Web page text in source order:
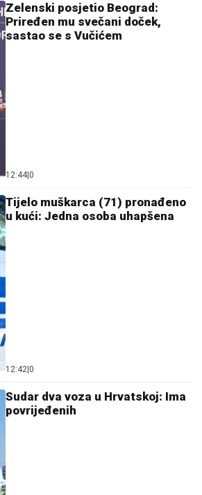
Zelenski posjetio Beograd:
Priređen mu svečani doček,
sastao se s Vučićem
12:44 0
Tijelo muškarca (71) pronađeno
u kući: Jedna osoba uhapšena
12:42 0
Sudar dva voza u Hrvatskoj: Ima
povrijeđenih